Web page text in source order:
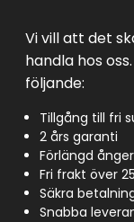
Vi vill att det
handla hos
följande:
Tillgång till fri
2 års garanti
Förlängd
Fri frakt över
Säkra
Snabba